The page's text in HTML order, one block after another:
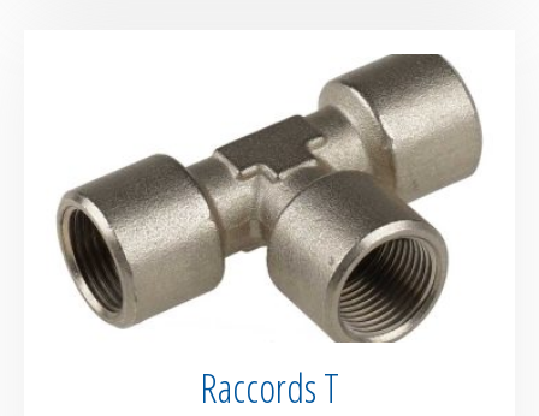
Raccords T